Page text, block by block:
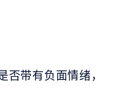
带有负面情绪，